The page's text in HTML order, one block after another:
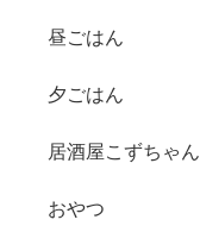
昼ごはん
夕ごはん
居酒屋こずちゃん
おやつ